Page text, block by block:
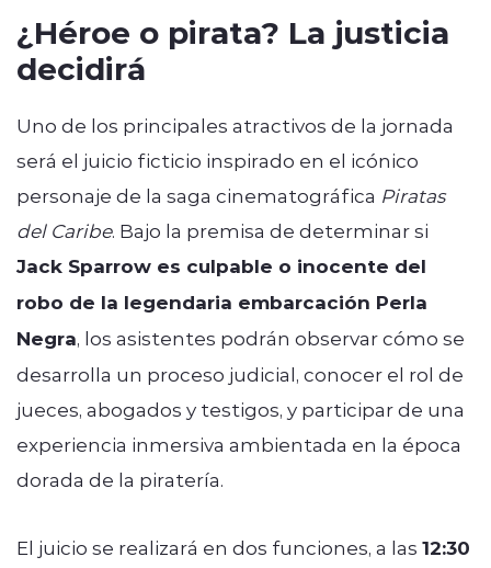
¿Héroe o pirata? La justicia
decidirá
Uno de los principales atractivos de la jornada
será el juicio ficticio inspirado en el icónico
personaje de la saga cinematográfica Piratas
del Caribe. Bajo la premisa de determinar si
Jack Sparrow es culpable o inocente del
robo de la legendaria embarcación Perla
Negra, los asistentes podrán observar cómo se
desarrolla un proceso judicial, conocer el rol de
jueces, abogados y testigos, y participar de una
experiencia inmersiva ambientada en la época
dorada de la piratería.
El juicio se realizará en dos funciones, a las 12:30